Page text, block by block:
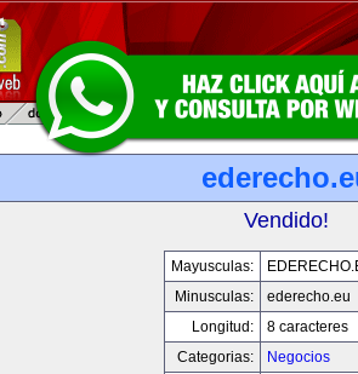
Vendido!
Mayusculas:
Minusculas:
ederecho.eu
Longitud:
8 caracteres
Categorias:
Negocios